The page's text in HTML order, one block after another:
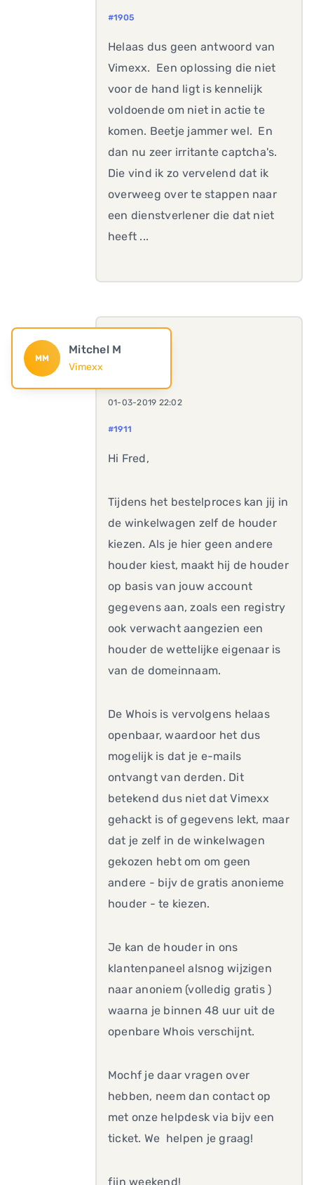
#1905
Helaas dus geen antwoord van
Vimexx. Een oplossing die niet
voor de hand ligt is kennelijk
voldoende om niet in actie te
komen. Beetje jammer wel. En
dan nu zeer irritante captcha's.
Die vind ik zo vervelend dat ik
overweeg over te stappen naar
een dienstverlener die dat niet
heeft ...
MM
Mitchel M
Vimexx
01-03-2019 22:02
#1911
Hi Fred,
Tijdens het bestelproces kan jij in
de winkelwagen zelf de houder
kiezen. Als je hier geen andere
houder kiest, maakt hij de houder
op basis van jouw account
gegevens aan, zoals een registry
ook verwacht aangezien een
houder de wettelijke eigenaar is
van de domeinnaam.
De Whois is vervolgens helaas
openbaar, waardoor het dus
mogelijk is dat je e-mails
ontvangt van derden. Dit
betekend dus niet dat Vimexx
gehackt is of gegevens lekt, maar
dat je zelf in de winkelwagen
gekozen hebt om om geen
andere - bijv de gratis anonieme
houder - te kiezen.
Je kan de houder in ons
klantenpaneel alsnog wijzigen
naar anoniem (volledig gratis )
waarna je binnen 48 uur uit de
openbare Whois verschijnt.
Mochf je daar vragen over
hebben, neem dan contact op
met onze helpdesk via bijv een
ticket. We helpen je graag!
fijn weekend!